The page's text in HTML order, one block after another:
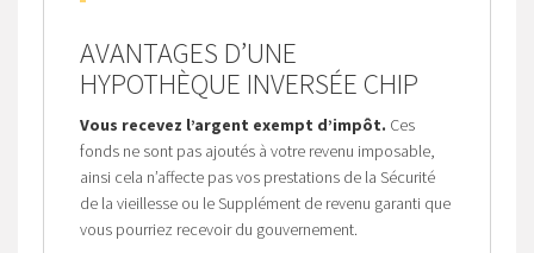
AVANTAGES D’UNE
HYPOTHÈQUE INVERSÉE CHIP
Vous recevez l’argent exempt d’impôt. Ces
fonds ne sont pas ajoutés à votre revenu imposable,
ainsi cela n’affecte pas vos prestations de la Sécurité
de la vieillesse ou le Supplément de revenu garanti que
vous pourriez recevoir du gouvernement.